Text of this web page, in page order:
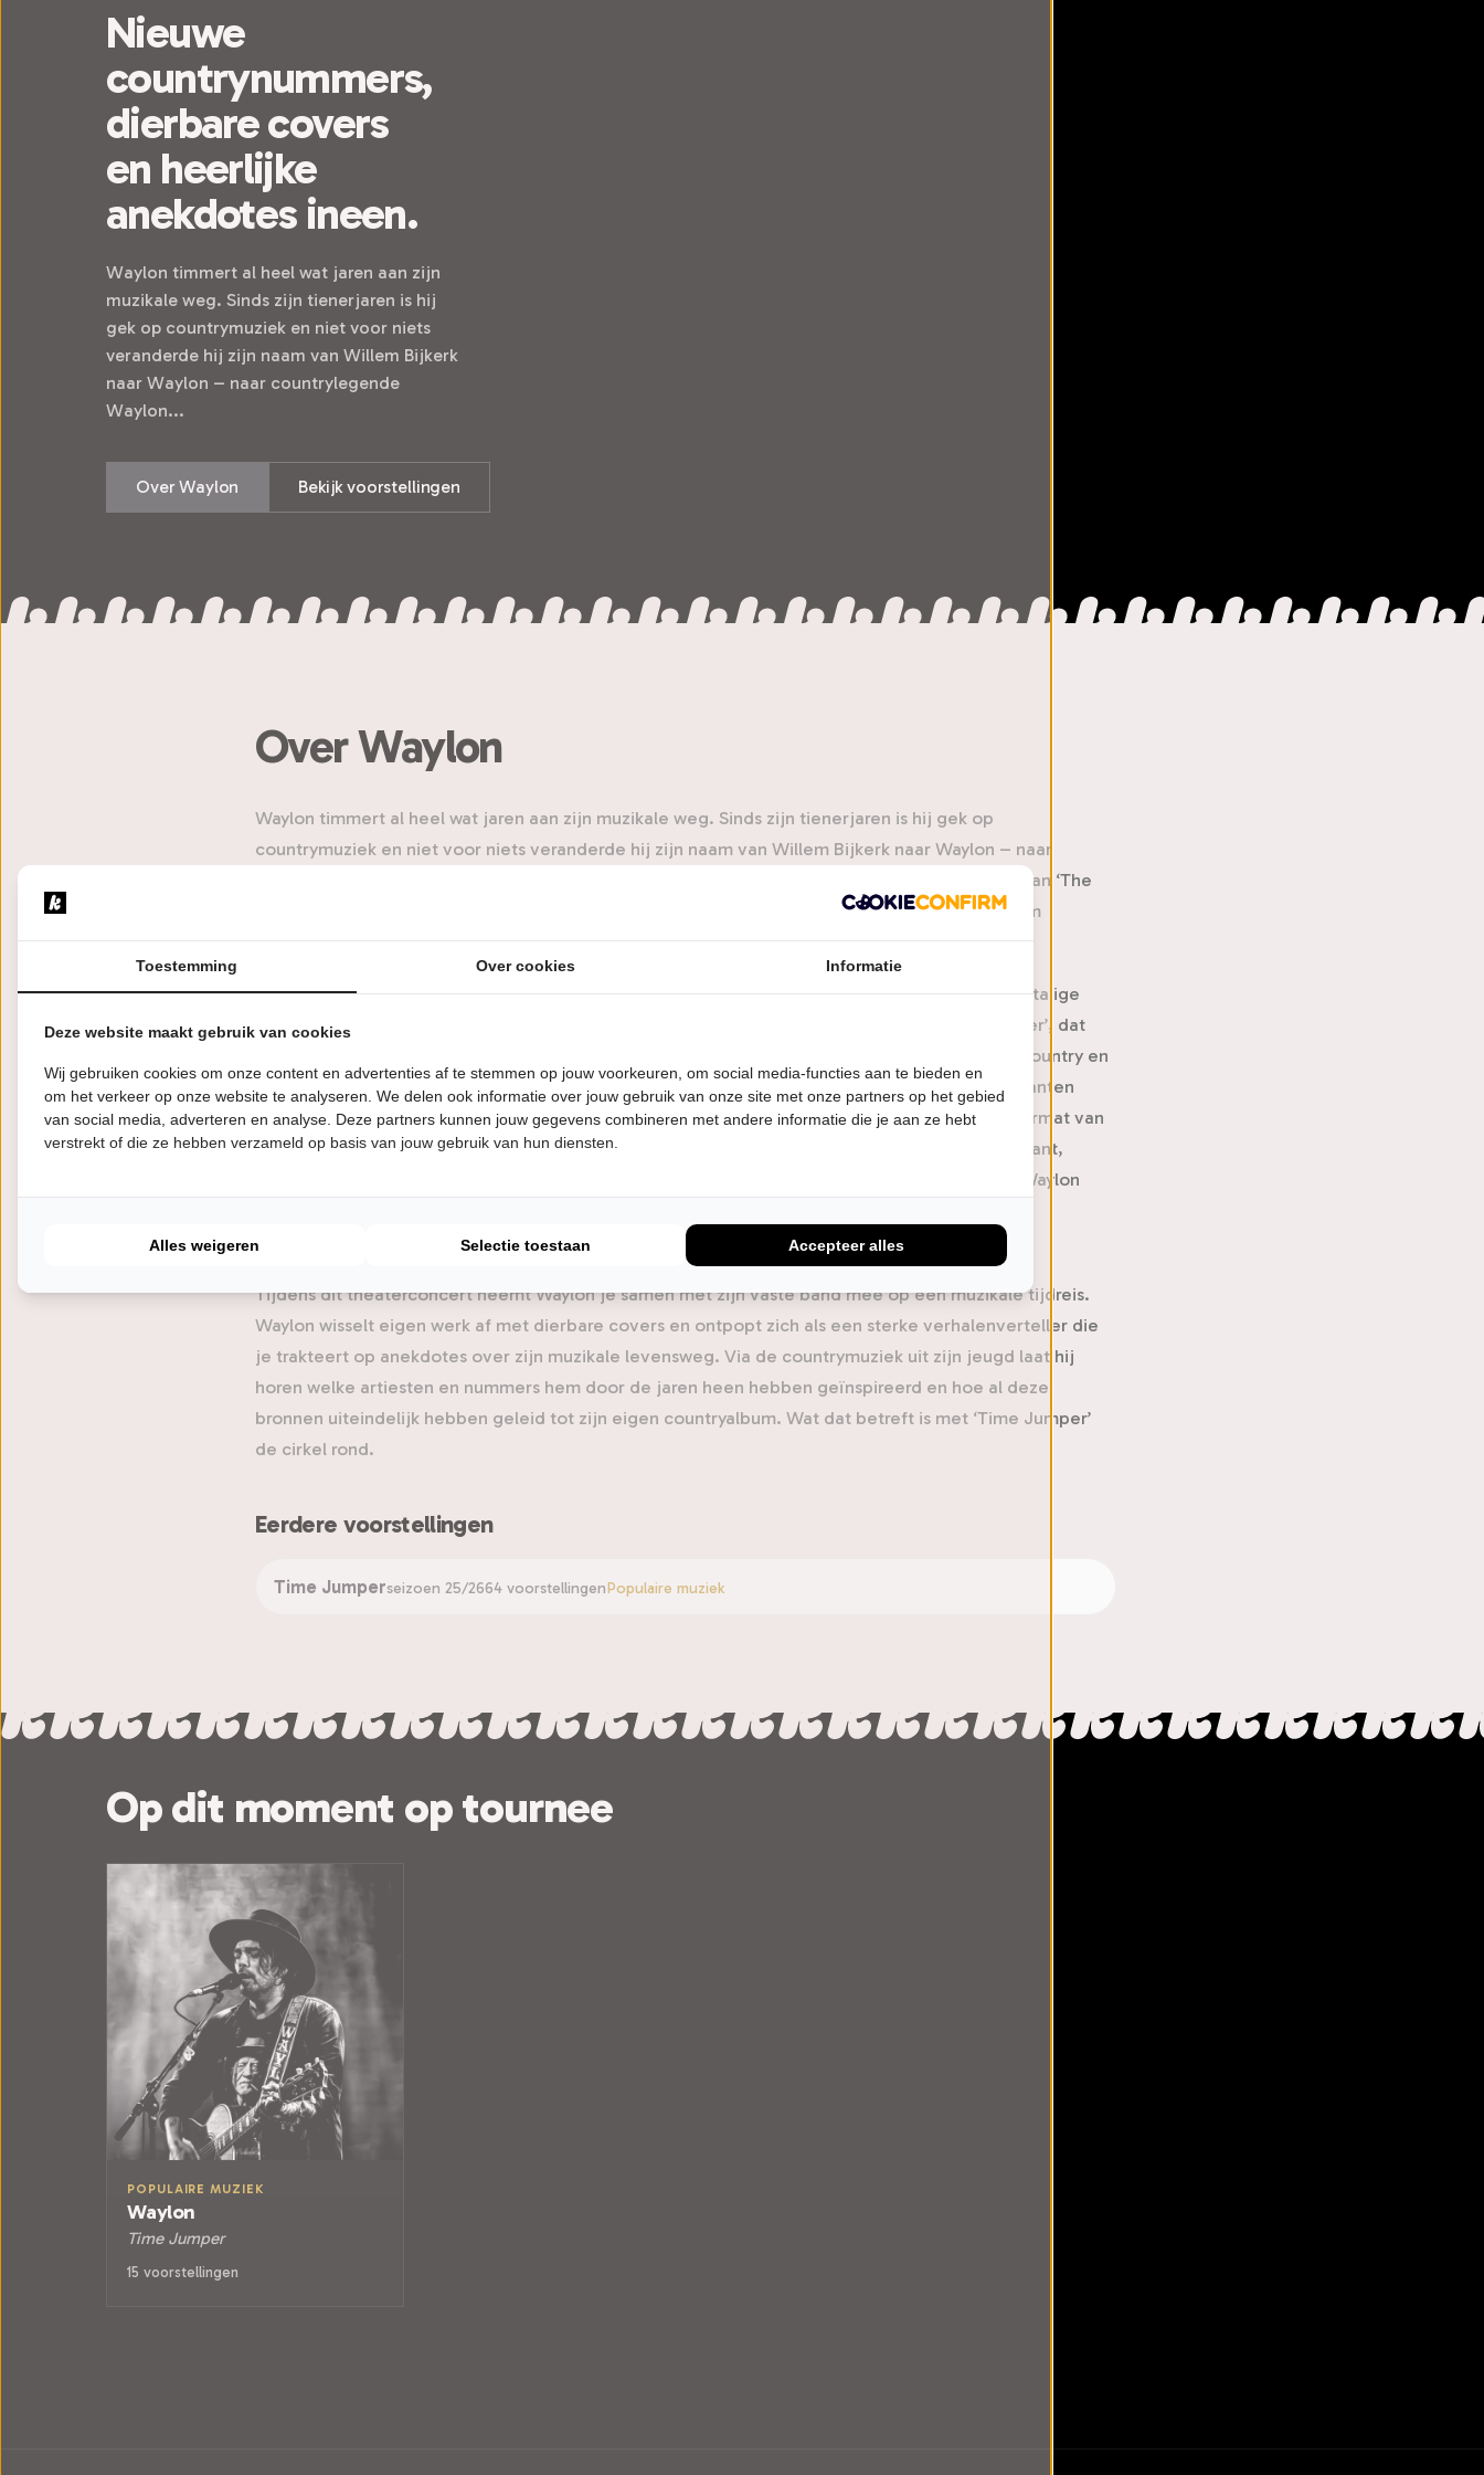
Nieuwe
countrynummers,
dierbare covers
en heerlijke
anekdotes ineen.
Waylon timmert al heel wat jaren aan zijn
muzikale weg. Sinds zijn tienerjaren is hij
gek op countrymuziek en niet voor niets
veranderde hij zijn naam van Willem Bijkerk
naar Waylon – naar countrylegende
Waylon...
Over Waylon Bekijk voorstellingen
Over Waylon
Waylon timmert al heel wat jaren aan zijn muzikale weg. Sinds zijn tienerjaren is hij gek op
countrymuziek en niet voor niets veranderde hij zijn naam van Willem Bijkerk naar Waylon – naar
countrylegende Waylon Jennings, onder andere bekend van de Highwayman en de titelsong van ‘The
Dukes of Hazard’. In 2008 brak Waylon door met zijn album ‘Wicked Ways’ en iedereen kent hem
natuurlijk van The Common Linnets en de hit ‘Calm After The Storm’.
In de coronatijd verliet Waylon het pad van de country en in 2022 volgt zijn eerste Nederlandstalige
album met de toepasselijke titel ‘Willem’. Nu keert hij op zijn schreden terug met ‘Time Jumper’, dat
verwijst naar de legendarische The Time Jumpers uit Nashville, die western swing, klassieke country en
jazz weten te vermengen tot een eigen virtuoos geluid. De club van fantastische studiomuzikanten
begon een kwart eeuw geleden met jamsessies, die tot een fenomeen uitgroeiden in de bakermat van
de country. Zo mochten ze bij hun wekelijkse optreden al onder anderen Joe Walsh, Robert Plant,
Norah Jones, Bonnie Raitt, Jimmy Buffett en Kings of Leon als speciale gasten aankondigen. Waylon
uiteindelijk naar hen vernoemde – en dat is te horen: de muzikale kwaliteit spat er vanaf.
Tijdens dit theaterconcert neemt Waylon je samen met zijn vaste band mee op een muzikale tijdreis.
Waylon wisselt eigen werk af met dierbare covers en ontpopt zich als een sterke verhalenverteller die
je trakteert op anekdotes over zijn muzikale levensweg. Via de countrymuziek uit zijn jeugd laat hij
horen welke artiesten en nummers hem door de jaren heen hebben geïnspireerd en hoe al deze
bronnen uiteindelijk hebben geleid tot zijn eigen countryalbum. Wat dat betreft is met ‘Time Jumper’
de cirkel rond.
Eerdere voorstellingen
Time Jumperseizoen 25/2664 voorstellingenPopulaire muziek
Op dit moment op tournee
POPULAIRE MUZIEK
Waylon
Time Jumper
15 voorstellingen
Toestemming Over cookies Informatie
Deze website maakt gebruik van cookies
Wij gebruiken cookies om onze content en advertenties af te stemmen op jouw voorkeuren, om social media-functies aan te bieden en
om het verkeer op onze website te analyseren. We delen ook informatie over jouw gebruik van onze site met onze partners op het gebied
van social media, adverteren en analyse. Deze partners kunnen jouw gegevens combineren met andere informatie die je aan ze hebt
verstrekt of die ze hebben verzameld op basis van jouw gebruik van hun diensten.
Alles weigeren Selectie toestaan Accepteer alles